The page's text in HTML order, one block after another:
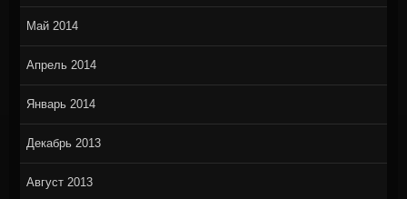
Май 2014
Апрель 2014
Январь 2014
Декабрь 2013
Август 2013